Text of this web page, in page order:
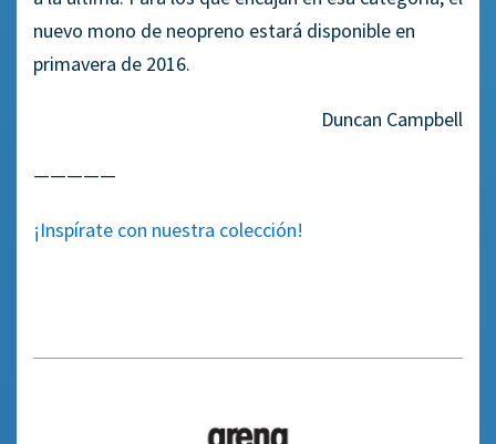
nuevo mono de neopreno estará disponible en
primavera de 2016.
Duncan Campbell
—————
¡Inspírate con nuestra colección!